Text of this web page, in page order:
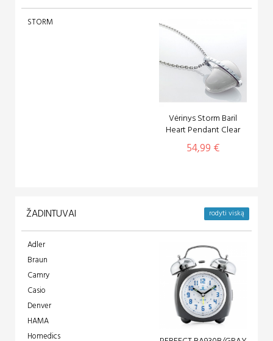
Vėrinys Storm Baril
Heart Pendant Clear
54,99 €
STORM
ŽADINTUVAI rodyti viską
Adler
Braun
Camry
Casio
Denver
HAMA
Homedics